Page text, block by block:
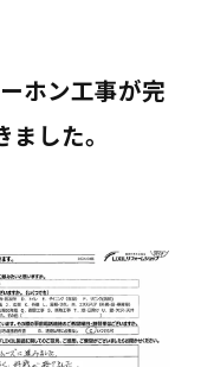
ホン工事が完
した。